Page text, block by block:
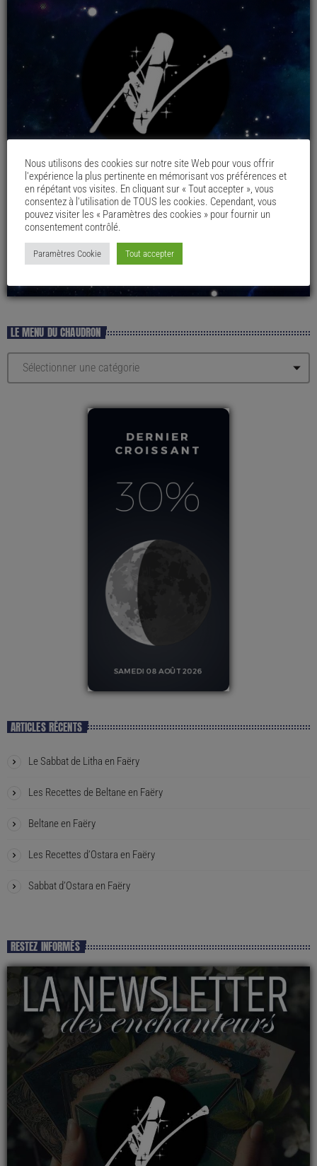
LE MENU DU CHAUDRON
ARTICLES RÉCENTS
Le Sabbat de Litha en Faëry
Les Recettes de Beltane en Faëry
Beltane en Faëry
Les Recettes d’Ostara en Faëry
Sabbat d’Ostara en Faëry
RESTEZ INFORMÉS
Nous utilisons des cookies sur notre site Web pour vous offrir
l'expérience la plus pertinente en mémorisant vos préférences et
en répétant vos visites. En cliquant sur « Tout accepter », vous
consentez à l'utilisation de TOUS les cookies. Cependant, vous
pouvez visiter les « Paramètres des cookies » pour fournir un
consentement contrôlé.
Paramètres Cookie Tout accepter